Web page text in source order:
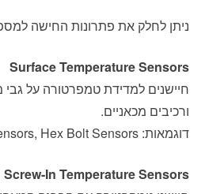
ניתן לחלק את פתרונות החישה
Surface Temperature Sensors
חיישנים למדידת טמפרטורה על
ורכיבים מכאניים.
דוגמאות: Ring Terminal Sensors, Hex Bolt Sensors.
Screw-In Temperature Sensors